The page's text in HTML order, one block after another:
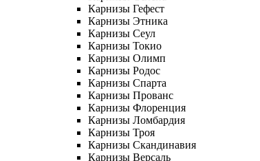
Карнизы Гефест
Карнизы Этника
Карнизы Сеул
Карнизы Токио
Карнизы Олимп
Карнизы Родос
Карнизы Спарта
Карнизы Прованс
Карнизы Флоренция
Карнизы Ломбардия
Карнизы Троя
Карнизы Скандинавия
Карнизы Версаль